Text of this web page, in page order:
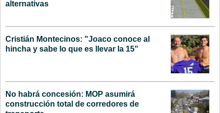
alternativas
Cristián Montecinos: "Joaco conoce al
hincha y sabe lo que es llevar la 15"
No habrá concesión: MOP asumirá
construcción total de corredores de